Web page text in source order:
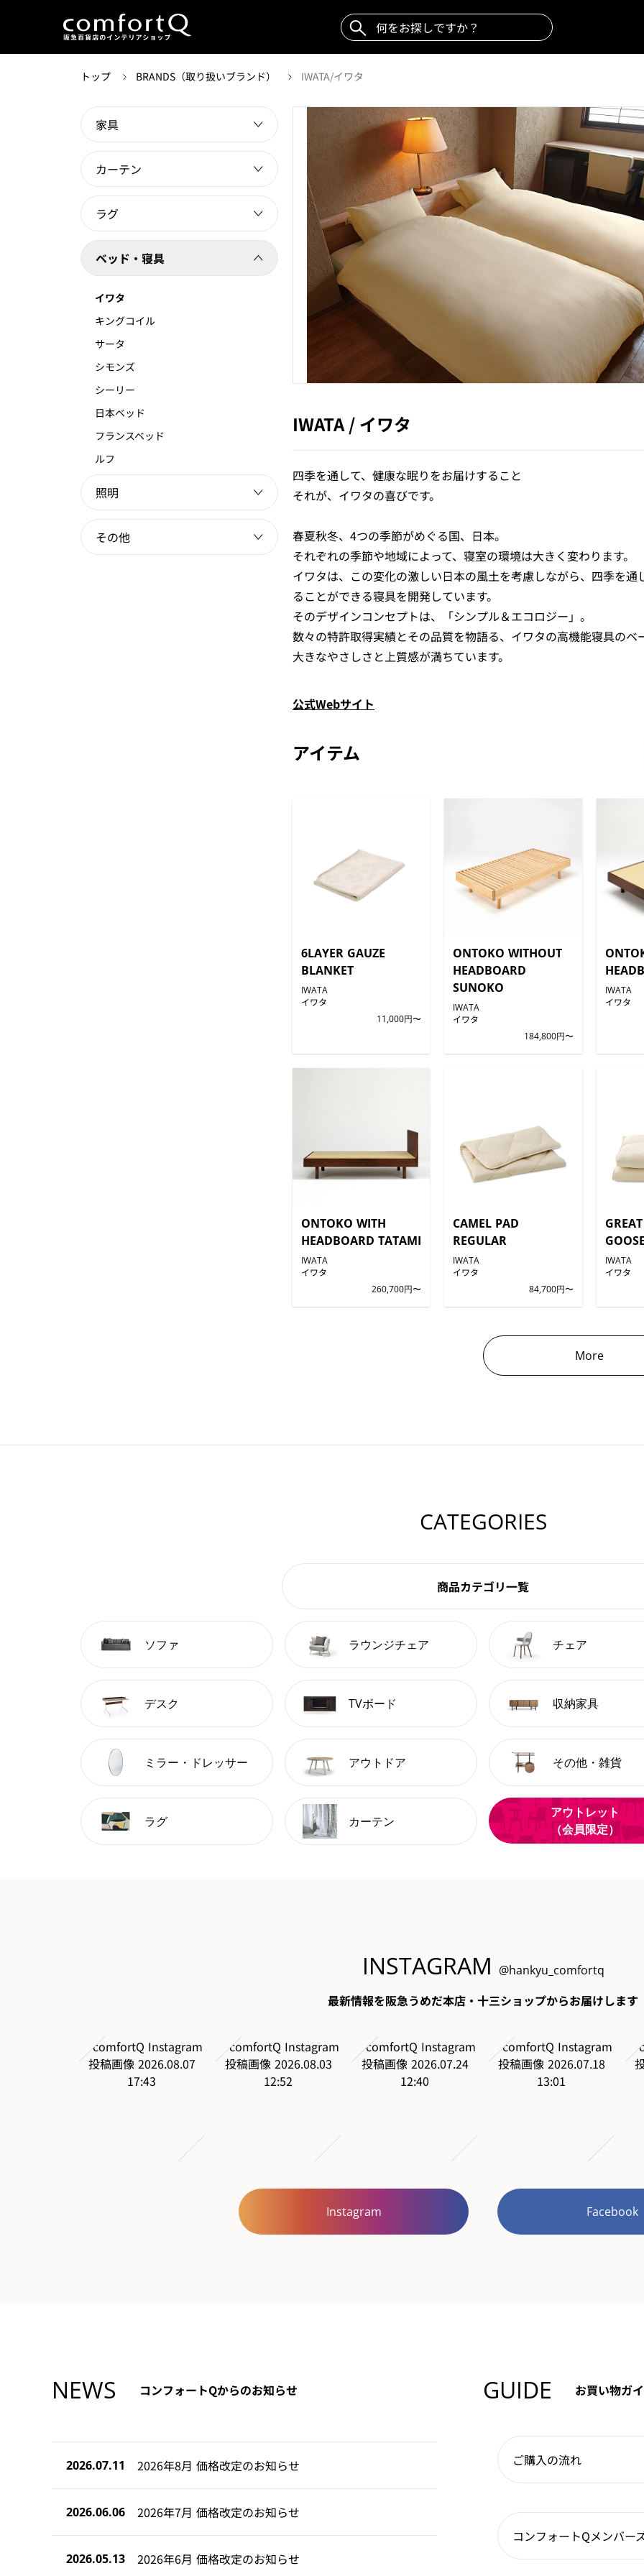
トップ BRANDS（取り扱いブランド） IWATA/イワタ
家具
カーテン
ラグ
ベッド・寝具
イワタ
キングコイル
サータ
シモンズ
シーリー
日本ベッド
フランスベッド
ルフ
照明
その他
IWATA/ イワタ
四季を通して、健康な眠りをお届けすること
それが、イワタの喜びです。
春夏秋冬、4つの季節がめぐる国、日本。
それぞれの季節や地域によって、寝室の環境は大きく変わります。
イワタは、この変化の激しい日本の風土を考慮しながら、四季を通
ることができる寝具を開発しています。
そのデザインコンセプトは、「シンプル＆エコロジー」。
数々の特許取得実績とその品質を物語る、イワタの高機能寝具のベ
大きなやさしさと上質感が満ちています。
公式Webサイト
アイテム
6LAYER GAUZE
BLANKET
IWATA
イワタ
11,000円〜
ONTOKO WITHOUT
HEADBOARD
SUNOKO
IWATA
イワタ
184,800円〜
IWATA
イワタ
ONTOKO WITH
HEADBOARD TATAMI
IWATA
イワタ
260,700円〜
CAMEL PAD
REGULAR
IWATA
イワタ
84,700円〜
IWATA
イワタ
More
CATEGORIES
商品カテゴリ一覧
ソファ ラウンジチェア チェア
デスク TVボード 収納家具
ミラー・ドレッサー アウトドア その他・雑貨
ラグ カーテン
アウトレット
（会員限定）
INSTAGRAM @hankyu_comfortq
最新情報を阪急うめだ本店・十三ショップからお届けします
Instagram Facebook
NEWS コンフォートQからのお知らせ
2026.07.11 2026年8月 価格改定のお知らせ
2026.06.06 2026年7月 価格改定のお知らせ
2026.05.13 2026年6月 価格改定のお知らせ
GUIDE お買い物ガ
ご購入の流れ
コンフォートQメンバー